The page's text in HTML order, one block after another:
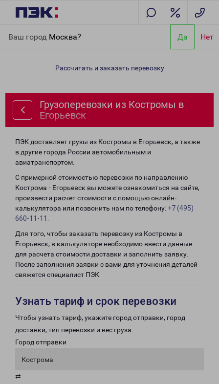
Ваш город Москва? Да Нет
Егорьевск
Рассчитать и заказать перевозку
Грузоперевозки из Костромы в
Егорьевск
ПЭК доставляет грузы из Костромы в Егорьевск, а также
в другие города России автомобильным и
авиатранспортом.
С примерной стоимостью перевозки по направлению
Кострома - Егорьевск вы можете ознакомиться на сайте,
произвести расчет стоимости с помощью онлайн-
калькулятора или позвонить нам по телефону: +7 (495)
660-11-11
Для того, чтобы заказать перевозку из Костромы в
Егорьевск, в калькуляторе необходимо ввести данные
для расчета стоимости доставки и заполнить заявку.
После заполнения заявки с вами для уточнения деталей
свяжется специалист ПЭК.
Узнать тариф и срок перевозки
Чтобы узнать тариф, укажите город отправки, город
доставки, тип перевозки и вес груза.
Город отправки
Кострома
⇄